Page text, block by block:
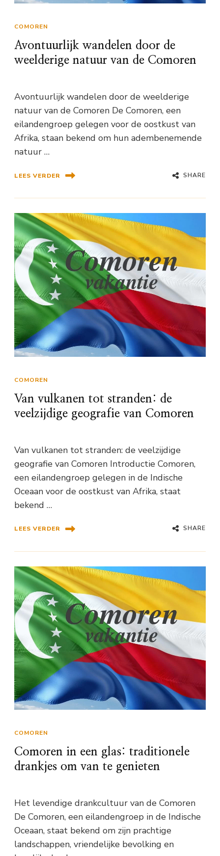
COMOREN
Avontuurlijk wandelen door de
weelderige natuur van de Comoren
Avontuurlijk wandelen door de weelderige
natuur van de Comoren De Comoren, een
eilandengroep gelegen voor de oostkust van
Afrika, staan bekend om hun adembenemende
natuur …
LEES VERDER SHARE
COMOREN
Van vulkanen tot stranden: de
veelzijdige geografie van Comoren
Van vulkanen tot stranden: de veelzijdige
geografie van Comoren Introductie Comoren,
een eilandengroep gelegen in de Indische
Oceaan voor de oostkust van Afrika, staat
bekend …
LEES VERDER SHARE
COMOREN
Comoren in een glas: traditionele
drankjes om van te genieten
Het levendige drankcultuur van de Comoren
De Comoren, een eilandengroep in de Indische
Oceaan, staat bekend om zijn prachtige
landschappen, vriendelijke bevolking en